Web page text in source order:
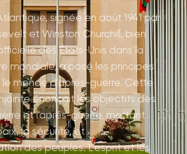
signée en août 1941 par
et Winston Churchill, bien
des États-Unis dans la
mondiale, a posé les principes
le monde d'après-guerre. Cette
énonçait les objectifs des
et l'après-guerre, mettant
la sécurité, et
des peuples. L'esprit et les